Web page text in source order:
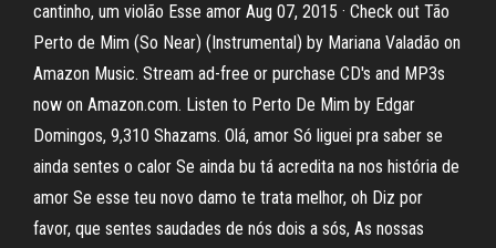
cantinho, um violão Esse amor Aug 07, 2015 · Check out Tão
Perto de Mim (So Near) (Instrumental) by Mariana Valadão on
Amazon Music. Stream ad-free or purchase CD's and MP3s
now on Amazon.com. Listen to Perto De Mim by Edgar
Domingos, 9,310 Shazams. Olá, amor Só liguei pra saber se
ainda sentes o calor Se ainda bu tá acredita na nos história de
amor Se esse teu novo damo te trata melhor, oh Diz por
favor, que sentes saudades de nós dois a sós, As nossas